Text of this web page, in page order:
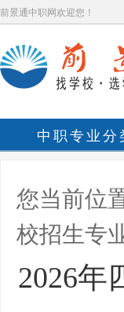
前景通中职网欢迎您！
中职专业分
您当前位
校招生专
2026年